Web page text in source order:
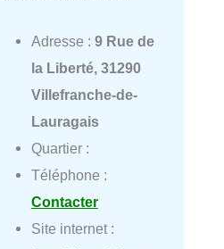
Adresse : 9 Rue de
la Liberté, 31290
Villefranche-de-
Lauragais
Quartier :
Téléphone :
Contacter
Site internet :